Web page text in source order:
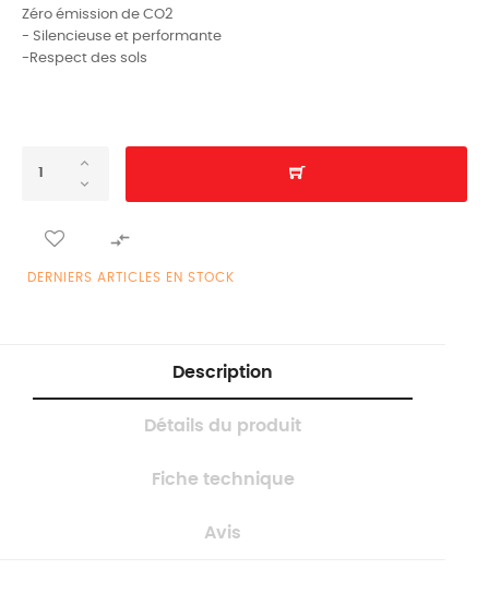
Zéro émission de CO2
- Silencieuse et performante
-Respect des sols

DERNIERS ARTICLES EN STOCK
Description
Détails du produit
Fiche technique
Avis